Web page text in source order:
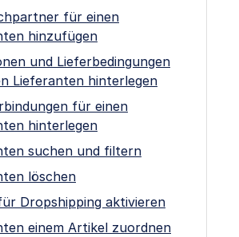
für einen
hinzufügen
und Lieferbedingungen
Lieferanten hinterlegen
für einen
hinterlegen
suchen und filtern
löschen
Dropshipping aktivieren
einem Artikel zuordnen